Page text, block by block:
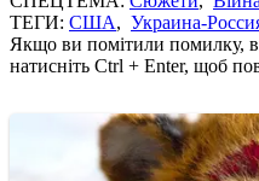
ТЕГИ: США, Украина-
Якщо ви помітили помилку,
натисніть Ctrl + Enter, щоб